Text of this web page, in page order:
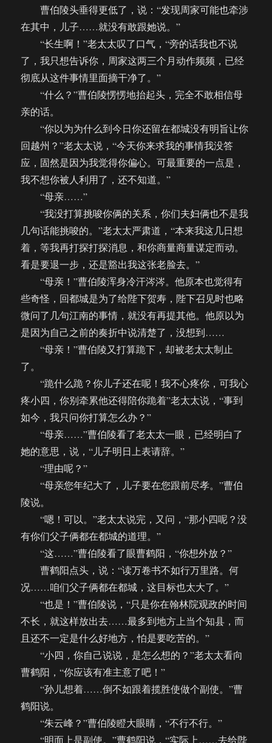
曹伯陵头垂得更低了，说：“发现周家可能也牵涉
在其中，儿子……就没有敢跟她说。”
“长生啊！”老太太叹了口气，“旁的话我也不说
了，我只想告诉你，周家这两三个月动作频频，已经
彻底从这件事情里面摘干净了。”
“什么？”曹伯陵愣愣地抬起头，完全不敢相信母
亲的话。
“你以为为什么到今日你还留在都城没有明旨让你
回越州？”老太太说，“今天你来求我的事情我没答
应，固然是因为我觉得你偏心。可最重要的一点是，
我不想你被人利用了，还不知道。”
“母亲……”
“我没打算挑唆你俩的关系，你们夫妇俩也不是我
几句话能挑唆的。”老太太严肃道，“本来我这几日想
着，等我再打探打探消息，和你商量商量谋定而动。
看是要退一步，还是豁出我这张老脸去。”
“母亲！”曹伯陵浑身冷汗涔涔。他原本也觉得有
些奇怪，回都城是为了给陛下贺寿，陛下召见时也略
微问了几句江南的事情，就没有再提其他。他原以为
是因为自己之前的奏折中说清楚了，没想到……
“母亲！”曹伯陵又打算跪下，却被老太太制止
了。
“跪什么跪？你儿子还在呢！我不心疼你，可我心
疼小四，你别牵累他还得陪你跪着”老太太说，“事到
如今，我只问你打算怎么办？”
“母亲……”曹伯陵看了老太太一眼，已经明白了
她的意思，说，“儿子明日上表请辞。”
“理由呢？”
“母亲您年纪大了，儿子要在您跟前尽孝。”曹伯
陵说。
“嗯！可以。”老太太说完，又问，“那小四呢？没
有你们父子俩都在都城的道理。”
“这……”曹伯陵看了眼曹鹤阳，“你想外放？”
曹鹤阳点头，说：“读万卷书不如行万里路。何
况……咱们父子俩都在都城，这目标也太大了。”
“也是！”曹伯陵说，“只是你在翰林院观政的时间
不长，就这样放出去……最多到地方上当个知县，而
且还不一定是什么好地方，怕是要吃苦的。”
“小四，你自己说说，是怎么想的？”老太太看向
曹鹤阳，“你应该有准主意了吧！”
“孙儿想着……倒不如跟着揽胜使做个副使。”曹
鹤阳说。
“朱云峰？”曹伯陵瞪大眼睛，“不行不行。”
“明面上是副使。”曹鹤阳说，“实际上……去给陛